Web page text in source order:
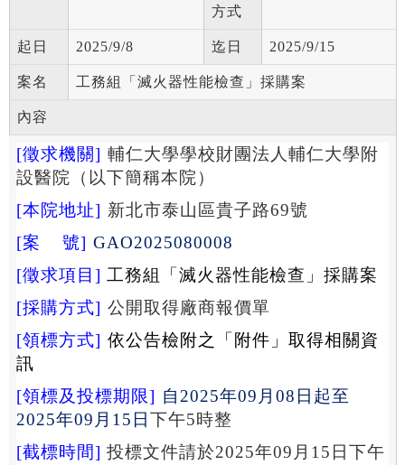
方式
起日 2025/9/8 迄日 2025/9/15
案名 工務組「滅火器性能檢查」採購案
內容
[徵求機關] 輔仁大學學校財團法人輔仁大學附
設醫院（以下簡稱本院）
[本院地址] 新北市泰山區貴子路69號
[案 號] GAO2025080008
[徵求項目 ] 工務組「滅火器性能檢查」採購案
[採購方式] 公開取得廠商報價單
[領標方式] 依公告檢附之「附件」取得相關資
訊
[領標及投標期限] 自 2025年09 月 08 日起至
2025年09 月 15 日 下午5時整
[截標時間] 投標文件請於2025年09 月 15 日下午